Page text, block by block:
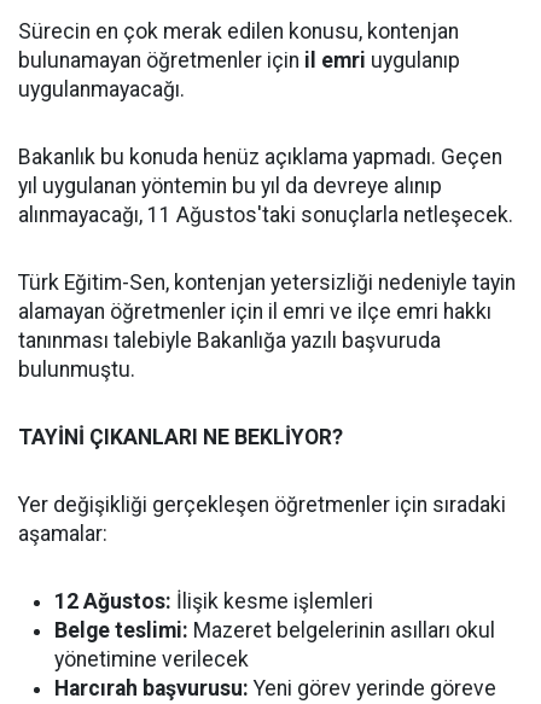
Sürecin en çok merak edilen konusu, kontenjan
bulunamayan öğretmenler için il emri uygulanıp
uygulanmayacağı.
Bakanlık bu konuda henüz açıklama yapmadı. Geçen
yıl uygulanan yöntemin bu yıl da devreye alınıp
alınmayacağı, 11 Ağustos'taki sonuçlarla netleşecek.
Türk Eğitim-Sen, kontenjan yetersizliği nedeniyle tayin
alamayan öğretmenler için il emri ve ilçe emri hakkı
tanınması talebiyle Bakanlığa yazılı başvuruda
bulunmuştu.
TAYİNİ ÇIKANLARI NE BEKLİYOR?
Yer değişikliği gerçekleşen öğretmenler için sıradaki
aşamalar:
12 Ağustos: İlişik kesme işlemleri
Belge teslimi: Mazeret belgelerinin asılları okul
yönetimine verilecek
Harcırah başvurusu: Yeni görev yerinde göreve